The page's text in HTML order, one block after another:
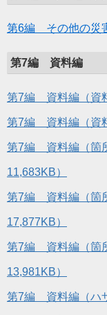
第6編 その他の災
第7編 資料編
第7編 資料編（資
第7編 資料編（資
第7編 資料編（箇
11,683KB）
第7編 資料編（箇
17,877KB）
第7編 資料編（箇
13,981KB）
第7編 資料編（ハ